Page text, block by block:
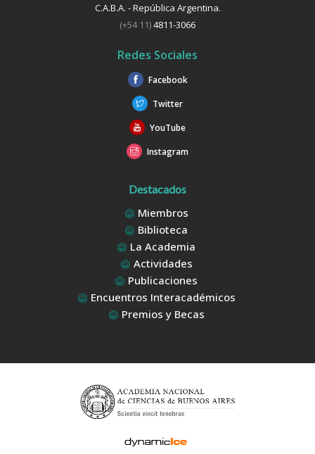
C.A.B.A. - República Argentina.
(+54 11)4811-3066
Redes Sociales
Facebook
Twitter
YouTube
Instagram
Destacados
Miembros
Biblioteca
La Academia
Actividades
Publicaciones
Encuentros Interacadémicos
Premios y Becas